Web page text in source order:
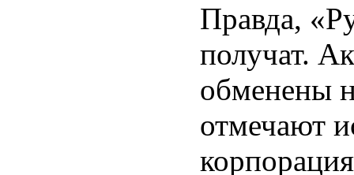
Правда,
получат.
обменены
отмечают